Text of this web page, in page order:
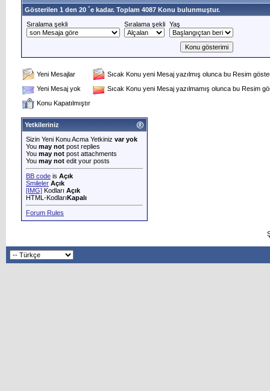
Gösterilen 1 den 20 ´e kadar. Toplam 4087 Konu bulunmuştur.
Sıralama şekli
Sıralama şekli Yaş
Yeni Mesajlar
Sıcak Konu yeni Mesaj yazılmış olunca bu Resim
Yeni Mesaj yok
Sıcak Konu yeni Mesaj yazılmamış olunca bu Resim
Konu Kapatılmıştır
Yetkileriniz
Sizin Yeni Konu Acma Yetkiniz var yok
You may not post replies
You may not post attachments
You may not edit your posts
BB code is Açık
Smileler Açık
[IMG] Kodları Açık
HTML-KodlarıKapalı
Forum Rules